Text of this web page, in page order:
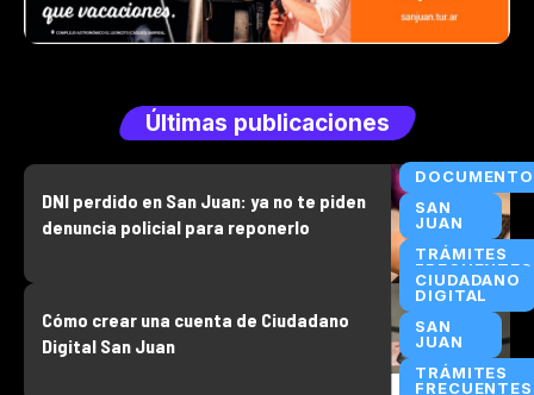
Últimas publicaciones
SAN
JUAN
TRÁMITES
FRECUENTES
DNI perdido en San Juan: ya no te piden
denuncia policial para reponerlo
CIUDADANO
DIGITAL
SAN
JUAN
TRÁMITES
FRECUENTES
Cómo crear una cuenta de Ciudadano
Digital San Juan